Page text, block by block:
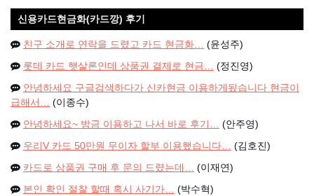
신용카드현금화(카드깡) 후기
친구 소개로 연락을 드렸고 카드 현금화… (윤성주)
롯데 카드 햇살론인데 상품권 결제로 현금… (정진영)
안녕하세요 구글검색하다가 신카현금 이용하게됬습니다 현금이
급해서… (이종수)
안녕하세요~ 방금 이용하고 나서 바로 후기… (안주영)
우리V 카드 50만원 무이자 할부 이용했습니다… (김호진)
카드로 상품권 구매 후 문의 드렸는데… (이재연)
본인 확인 절찰 할때 혹시 사기가… (박수혁)